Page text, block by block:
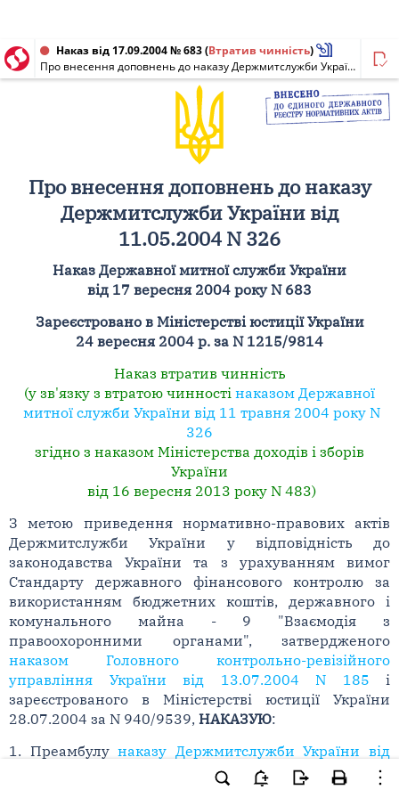
Наказ від 17.09.2004 № 683(Втратив чинність)
Про внесення доповнень до наказу Держмитслужби України від 11.05.2004 N 326